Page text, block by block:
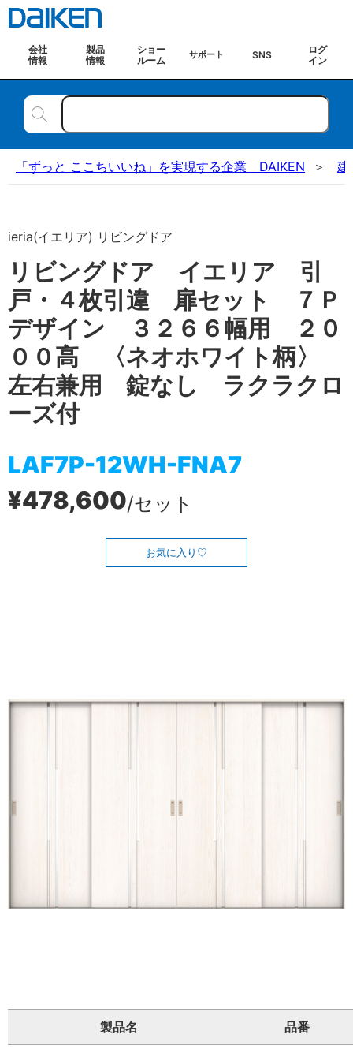
会社
情報
製品
情報
ショー
ルーム
サポート SNS
ログ
イン
「ずっと ここちいいね」を実現する企業 DAIKEN 建
ieria(イエリア) リビングドア
リビングドア イエリア 引
戸・４枚引違 扉セット ７Ｐ
デザイン ３２６６幅用 ２０
００高 〈ネオホワイト柄〉
左右兼用 錠なし ラクラクロ
ーズ付
LAF7P-12WH-FNA7
¥478,600/セット
お気に入り
製品名 品番